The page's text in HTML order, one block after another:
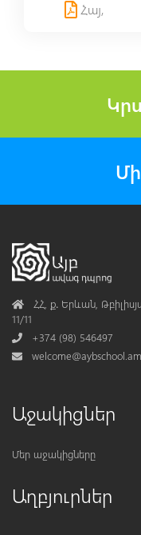
Հայ,
AddressՀՀ, ք․ Երևան,
11/11
Phone+374 (98) 546497
Mail
welcome@aybschool.am
Աջակիցներ
Մեր աջակիցները
Աղբյուրներ